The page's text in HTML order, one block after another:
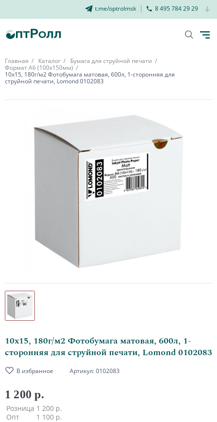
t.me/optrolmsk 8 495 784 29 29
Главная Каталог
Бумага для струйной печати
Формат А6 (100х150мм)
10х15, 180г/м2 Фотобумага матовая, 600л, 1-сторонняя для
струйной печати, Lomond 0102083
10х15, 180г/м2 Фотобумага матовая, 600л, 1-
сторонняя для струйной печати, Lomond 0102083
В избранное Артикул:0102083
1 200 р.
Розница 1 200 р.
Опт
1 100 р.